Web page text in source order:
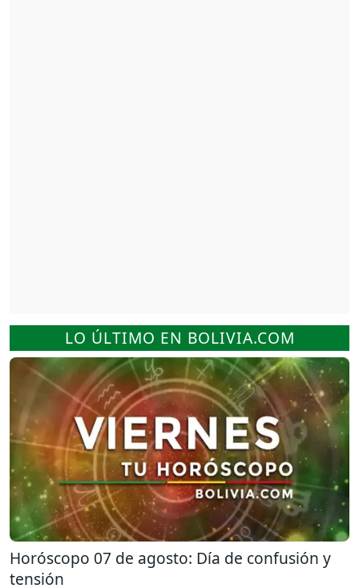
LO ÚLTIMO EN BOLIVIA.COM
Horóscopo 07 de agosto: Día de confusión y
tensión